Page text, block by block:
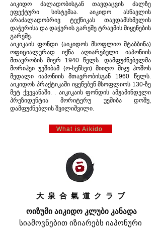
აიკიდო ძალადობისგან თავდაცვის ძალზე
ეფექტური სისტემაა. აიკიდო ასწავლის
არაძალადობრივ ტექნიკას თავდამსხმელის
დაჭერისა და დაჭერის გარეშე ტრავმის მიყენების
გარეშე.
აიკიკაის ფონდი (აიკიდოს მსოფლიო შტაბბინა)
ოფიციალურად იქნა აღიარებული იაპონიის
მთავრობის მიერ 1940 წელს. დამფუძნებელმა
მორიჰეი უეშიბამ (ო-სენსეი) მიიღო შიჯუ ჰოშოს
მედალი იაპონიის მთავრობისგან 1960 წელს.
აიკიდოს პრაქტიკაში იყენებენ მსოფლიოს 130-ზე
მეტ ქვეყანაში. . აიკიკაის ფონდის ამჟამინდელი
პრეზიდენტია მორიტერუ უეშიბა დოშუ,
დამფუძნებლის შვილიშვილი.
What is Aikido
大 泉 合 氣 道 ク ラ ブ
ოიზუმი აიკიდო კლუბი კანადა
სიამოვნებით იზიარებს იაპონური